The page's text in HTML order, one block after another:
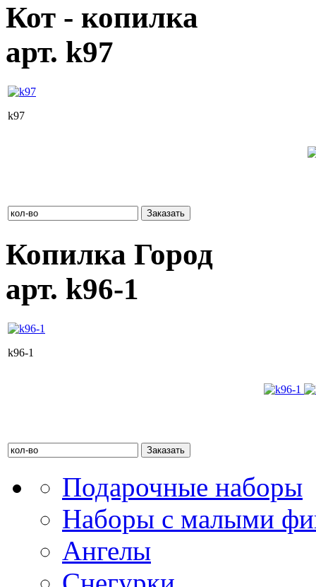
Кот - копилка
арт. k97
k97
Копилка Город
арт. k96-1
k96-1
Подарочные наборы
Наборы с малыми
Ангелы